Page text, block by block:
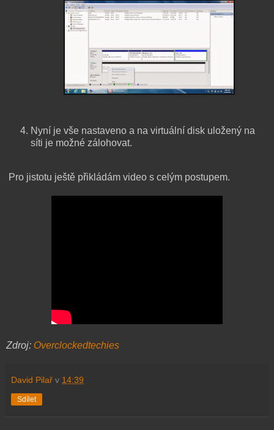
Nyní je vše nastaveno a na virtuální disk uložený na
síti je možné zálohovat.
Pro jistotu ještě přikládám video s celým postupem.
Zdroj: Overclockedtechies
David Pilař v 14:39
Sdílet